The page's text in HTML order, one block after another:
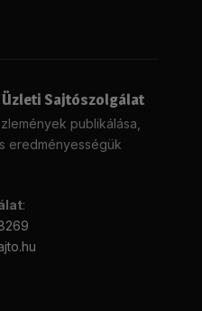
Üzleti Sajtószolgálat
publikálása,
eredményességük
: